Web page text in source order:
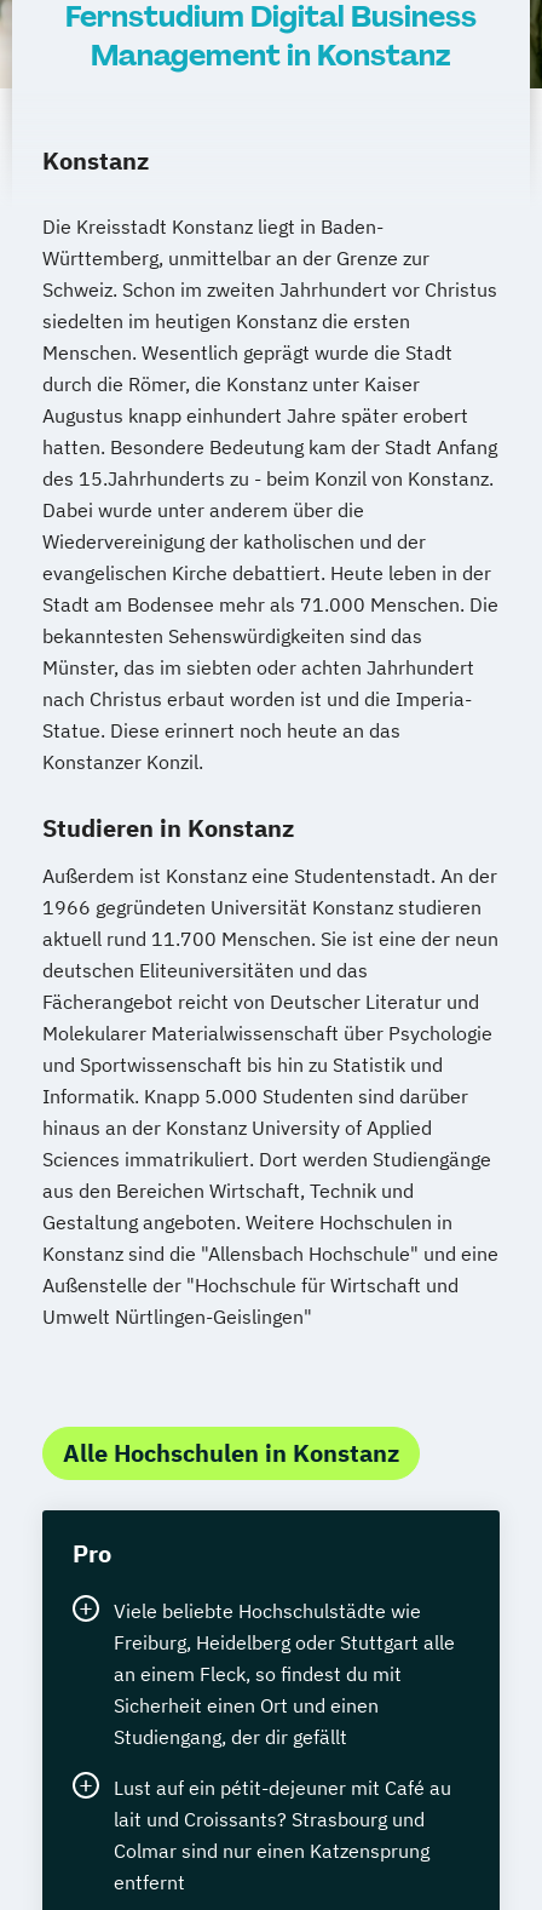
Fernstudium Digital Business
Management in Konstanz
Konstanz
Die Kreisstadt Konstanz liegt in Baden-
Württemberg, unmittelbar an der Grenze zur
Schweiz. Schon im zweiten Jahrhundert vor Christus
siedelten im heutigen Konstanz die ersten
Menschen. Wesentlich geprägt wurde die Stadt
durch die Römer, die Konstanz unter Kaiser
Augustus knapp einhundert Jahre später erobert
hatten. Besondere Bedeutung kam der Stadt Anfang
des 15.Jahrhunderts zu - beim Konzil von Konstanz.
Dabei wurde unter anderem über die
Wiedervereinigung der katholischen und der
evangelischen Kirche debattiert. Heute leben in der
Stadt am Bodensee mehr als 71.000 Menschen. Die
bekanntesten Sehenswürdigkeiten sind das
Münster, das im siebten oder achten Jahrhundert
nach Christus erbaut worden ist und die Imperia-
Statue. Diese erinnert noch heute an das
Konstanzer Konzil.
Studieren in Konstanz
Außerdem ist Konstanz eine Studentenstadt. An der
1966 gegründeten Universität Konstanz studieren
aktuell rund 11.700 Menschen. Sie ist eine der neun
deutschen Eliteuniversitäten und das
Fächerangebot reicht von Deutscher Literatur und
Molekularer Materialwissenschaft über Psychologie
und Sportwissenschaft bis hin zu Statistik und
Informatik. Knapp 5.000 Studenten sind darüber
hinaus an der Konstanz University of Applied
Sciences immatrikuliert. Dort werden Studiengänge
aus den Bereichen Wirtschaft, Technik und
Gestaltung angeboten. Weitere Hochschulen in
Konstanz sind die "Allensbach Hochschule" und eine
Außenstelle der "Hochschule für Wirtschaft und
Umwelt Nürtlingen-Geislingen"
Alle Hochschulen in Konstanz
Pro
Viele beliebte Hochschulstädte wie
Freiburg, Heidelberg oder Stuttgart alle
an einem Fleck, so findest du mit
Sicherheit einen Ort und einen
Studiengang, der dir gefällt
Lust auf ein pétit-dejeuner mit Café au
lait und Croissants? Strasbourg und
Colmar sind nur einen Katzensprung
entfernt